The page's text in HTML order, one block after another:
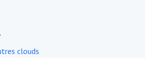
clouds